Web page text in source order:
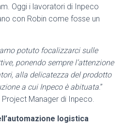
Oggi i lavoratori di Inpeco
con Robin come fosse un
potuto focalizzarci sulle
ponendo sempre l’attenzione
alla delicatezza del prodotto
a cui Inpeco è abituata.”
Manager di Inpeco.
logistica